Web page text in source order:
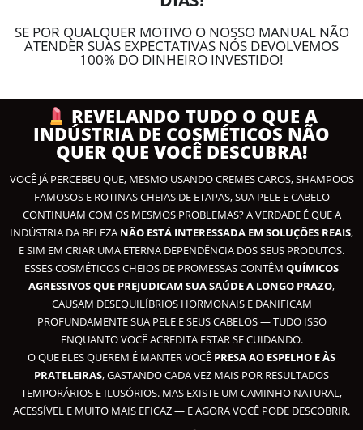
SE POR QUALQUER MOTIVO O NOSSO MANUAL NÃO
ATENDER SUAS EXPECTATIVAS NÓS DEVOLVEMOS
100% DO DINHEIRO INVESTIDO!
REVELANDO TUDO O QUE A
INDÚSTRIA DE COSMÉTICOS NÃO
QUER QUE VOCÊ DESCUBRA!
VOCÊ JÁ PERCEBEU QUE, MESMO USANDO CREMES CAROS, SHAMPOOS
FAMOSOS E ROTINAS CHEIAS DE ETAPAS, SUA PELE E CABELO
CONTINUAM COM OS MESMOS PROBLEMAS? A VERDADE É QUE A
INDÚSTRIA DA BELEZA NÃO ESTÁ INTERESSADA EM SOLUÇÕES REAIS,
E SIM EM CRIAR UMA ETERNA DEPENDÊNCIA DOS SEUS PRODUTOS.
ESSES COSMÉTICOS CHEIOS DE PROMESSAS CONTÊM QUÍMICOS
AGRESSIVOS QUE PREJUDICAM SUA SAÚDE A LONGO PRAZO,
CAUSAM DESEQUILÍBRIOS HORMONAIS E DANIFICAM
PROFUNDAMENTE SUA PELE E SEUS CABELOS — TUDO ISSO
ENQUANTO VOCÊ ACREDITA ESTAR SE CUIDANDO.
O QUE ELES QUEREM É MANTER VOCÊ PRESA AO ESPELHO E ÀS
PRATELEIRAS, GASTANDO CADA VEZ MAIS POR RESULTADOS
TEMPORÁRIOS E ILUSÓRIOS. MAS EXISTE UM CAMINHO NATURAL,
ACESSÍVEL E MUITO MAIS EFICAZ — E AGORA VOCÊ PODE DESCOBRIR.